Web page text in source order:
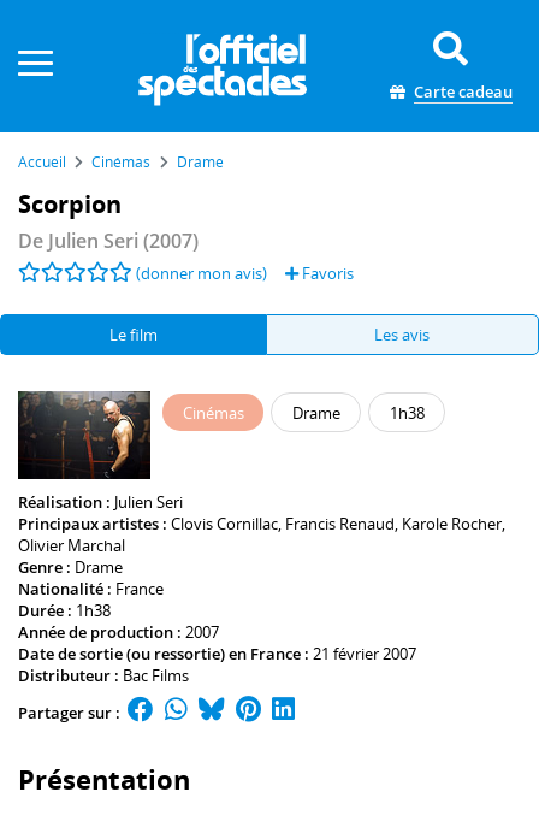
Carte cadeau
Accueil Cinémas Drame
Scorpion
De Julien Seri (2007)
(donner mon avis) Favoris
Le film Les avis
Cinémas Drame 1h38
Réalisation : Julien Seri
Principaux artistes : Clovis Cornillac, Francis Renaud, Karole Rocher,
Olivier Marchal
Genre : Drame
Nationalité : France
Durée : 1h38
Année de production : 2007
Date de sortie (ou ressortie) en France : 21 février 2007
Distributeur : Bac Films
Partager sur :
Présentation